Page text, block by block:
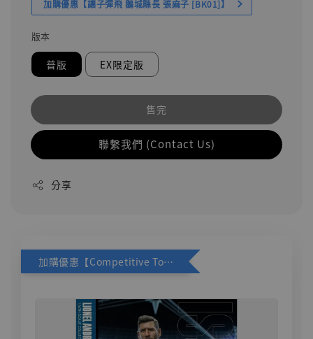
加購優惠【讓子彈飛 鵝城縣長 張麻子 [BK01]】
版本
普版 EX限定版
售完
聯繫我們 (Contact Us)
分享
加購優惠【Competitive Toys 梅西 [CM001]】